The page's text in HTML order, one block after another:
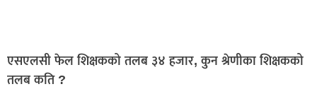
एसएलसी फेल शिक्षकको तलब ३४ हजार, कुन श्रेणीका शिक्षकको
तलब कति ?